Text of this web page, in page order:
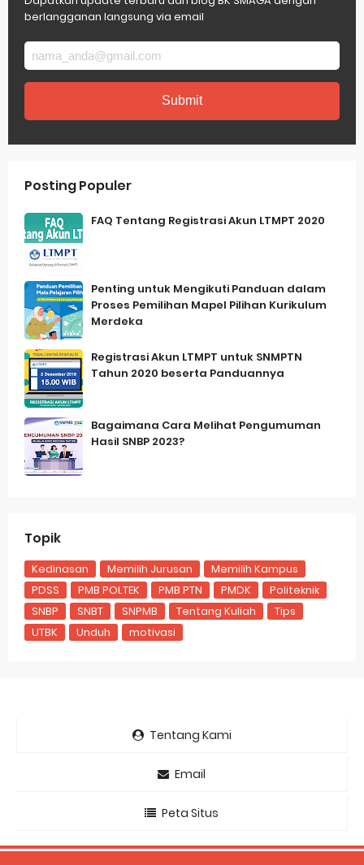
berlangganan langsung via email
Posting Populer
FAQ Tentang Registrasi Akun LTMPT 2020
Penting untuk Mengikuti Panduan dalam
Proses Pemilihan Mapel Pilihan Kurikulum
Merdeka
Registrasi Akun LTMPT untuk SNMPTN
Tahun 2020 beserta Panduannya
Bagaimana Cara Melihat Pengumuman
Hasil SNBP 2023?
Topik
Kedinasan Memilih Jurusan
Memilih Kampus
PDSS
PMB POLTEK PMB PTN PMDK
Politeknik
SNBP
SNBT SNPMB Tentang Kuliah
Tips
UTBK
Unduh motivasi
Tentang Kami
Email
Peta Situs